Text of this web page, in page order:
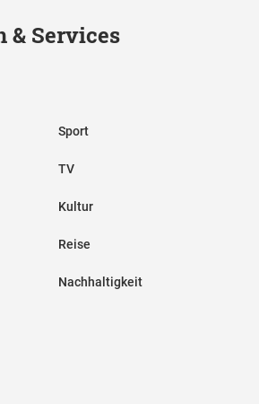
& Services
Sport
TV
Kultur
Reise
Nachhaltigkeit